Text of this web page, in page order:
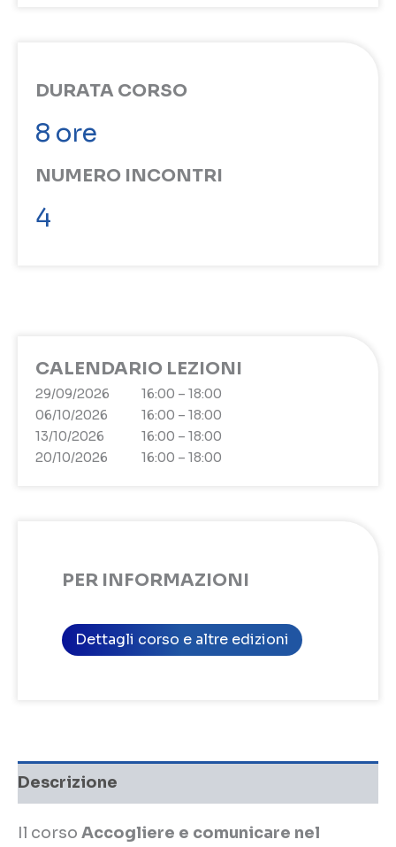
DURATA CORSO
8 ore
NUMERO INCONTRI
4
CALENDARIO LEZIONI
29/09/2026
16:00 – 18:00
06/10/2026
16:00 – 18:00
13/10/2026
16:00 – 18:00
20/10/2026
16:00 – 18:00
PER INFORMAZIONI
Dettagli corso e altre edizioni
Descrizione
Il corso Accogliere e comunicare nel